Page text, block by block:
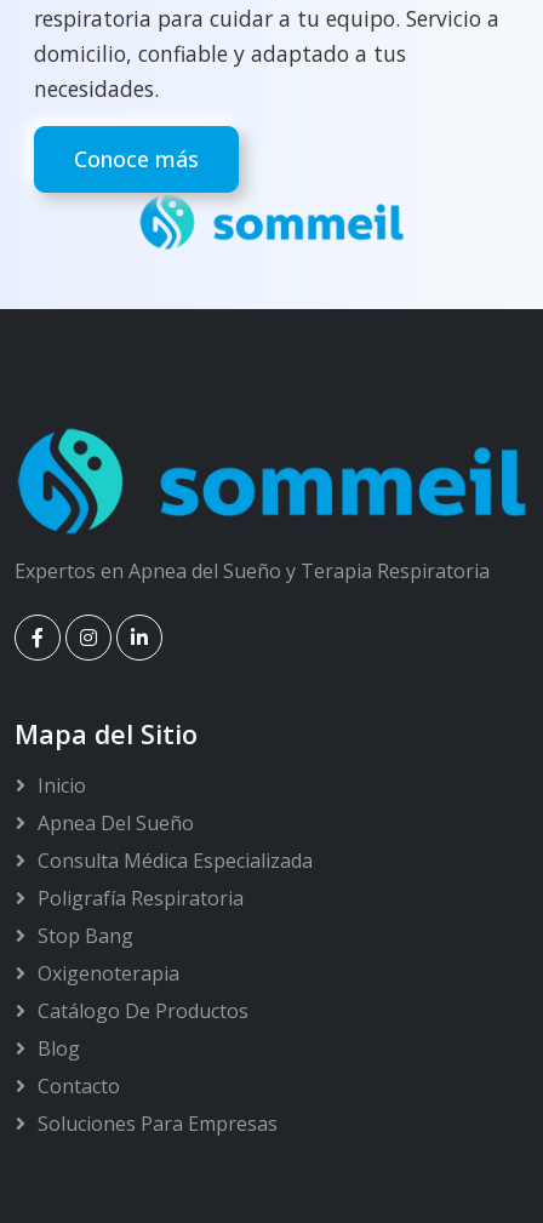
respiratoria para cuidar a tu equipo. Servicio a
domicilio, confiable y adaptado a tus
necesidades.
Conoce más
Expertos en Apnea del Sueño y Terapia Respiratoria
Mapa del Sitio
Inicio
Apnea Del Sueño
Consulta Médica Especializada
Poligrafía Respiratoria
Stop Bang
Oxigenoterapia
Catálogo De Productos
Blog
Contacto
Soluciones Para Empresas